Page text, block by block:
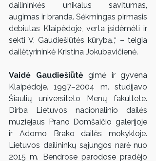
dailininkės unikalus savitumas,
augimas ir branda. Sėkmingas pirmasis
debiutas Klaipėdoje, verta įsidėmėti ir
sekti V. Gaudiešiūtės kūrybą.,“ – teigia
dailėtyrininkė Kristina Jokubavičienė.
Vaidė Gaudiešiūtė gimė ir gyvena
Klaipėdoje. 1997–2004 m. studijavo
Šiaulių universiteto Menų fakultete.
Dirba Lietuvos nacionalinio dailės
muziejaus Prano Domšaičio galerijoje
ir Adomo Brako dailės mokykloje.
Lietuvos dailininkų sąjungos narė nuo
2015 m. Bendrose parodose pradėjo